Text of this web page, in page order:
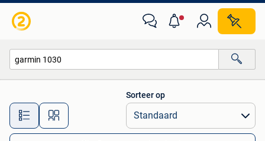
Alle afstanden…
Sorteer op